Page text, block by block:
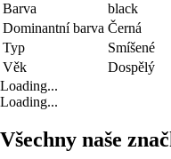
Barva
black
Dominantní barva Černá
Typ
Smíšené
Věk
Dospělý
Loading...
Loading...
Všechny naše